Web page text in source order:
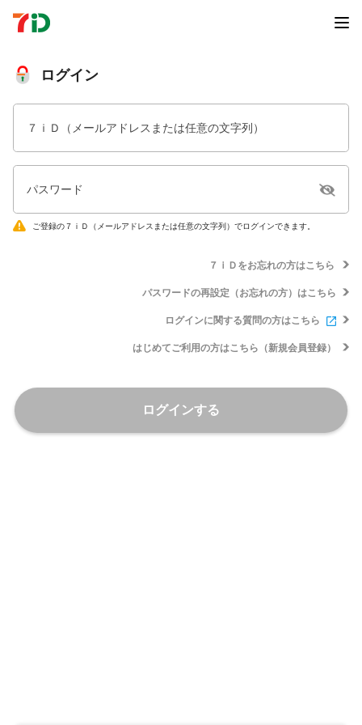
ログイン
７ｉＤ（メールアドレスまたは任意の文字列）
パスワード
ご登録の７ｉＤ（メールアドレスまたは任意の文字列）でログインできます。
７ｉＤをお忘れの方はこちら
パスワードの再設定（お忘れの方）はこちら
ログインに関する質問の方はこちら
はじめてご利用の方はこちら（新規会員登録）
ログインする